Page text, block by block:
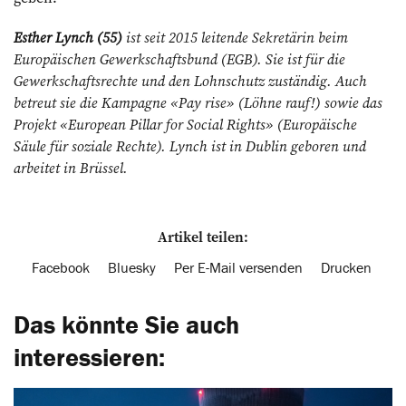
Esther Lynch (55)ist seit 2015 leitende Sekretärin beim
Europäischen Gewerkschaftsbund (EGB). Sie ist für die
Gewerkschaftsrechte und den Lohnschutz zuständig. Auch
betreut sie die Kampagne «Pay rise» (Löhne rauf!) sowie das
Projekt «European Pillar for Social Rights» (Europäische
Säule für soziale Rechte). Lynch ist in Dublin geboren und
arbeitet in Brüssel.
Artikel teilen:
Facebook Bluesky Per E-Mail versenden Drucken
Das könnte Sie auch
interessieren: